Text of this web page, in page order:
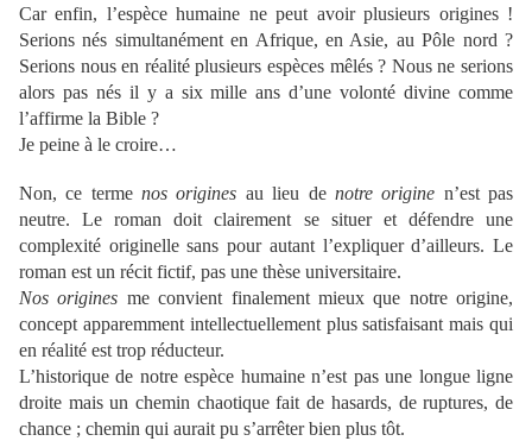
Car enfin, l’espèce humaine ne peut avoir plusieurs origines !
Serions nés simultanément en Afrique, en Asie, au Pôle nord ?
Serions nous en réalité plusieurs espèces mêlés ? Nous ne serions
alors pas nés il y a six mille ans d’une volonté divine comme
l’affirme la Bible ?
Je peine à le croire…
Non, ce termenos origines au lieu de notre origine n’est pas
neutre. Le roman doit clairement se situer et défendre une
complexité originelle sans pour autant l’expliquer d’ailleurs. Le
roman est un récit fictif, pas une thèse universitaire.
Nos origines me convient finalement mieux que notre origine,
concept apparemment intellectuellement plus satisfaisant mais qui
en réalité est trop réducteur.
L’historique de notre espèce humaine n’est pas une longue ligne
droite mais un chemin chaotique fait de hasards, de ruptures, de
chance ; chemin qui aurait pu s’arrêter bien plus tôt.